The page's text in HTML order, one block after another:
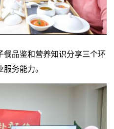
品鉴和营养知识分享三个环
务能力。